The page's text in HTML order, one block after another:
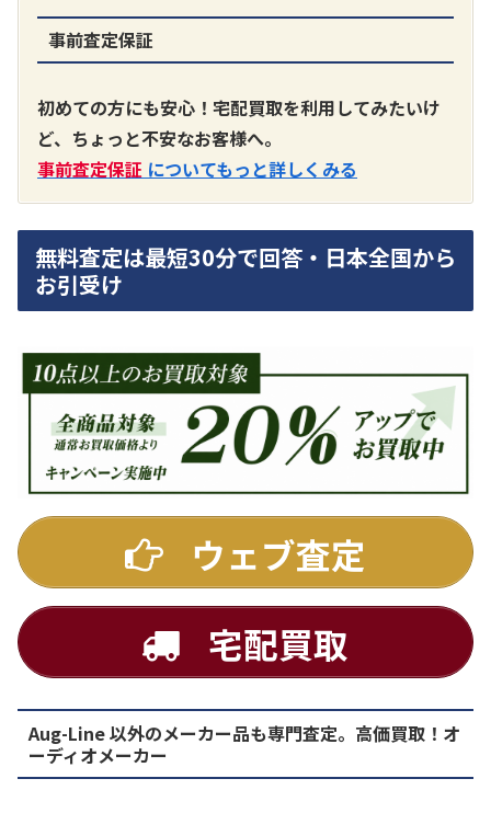
A3300 真空管プリアンプ
買取価格：お問合せください
SONY
DA7000ES アンプ
買取価格：お問合せください
DENON
PMA-1500AE プリメインアンプ
買取価格：お問合せください
事前査定保証
初めての方にも安心！宅配買取を利用してみたいけ
ど、ちょっと不安なお客様へ。
事前査定保証 についてもっと詳しくみる
無料査定は最短30分で回答・日本全国から
お引受け
ウェブ査定
宅配買取
Aug-Line 以外のメーカー品も専門査定。高価買取！オ
ーディオメーカー